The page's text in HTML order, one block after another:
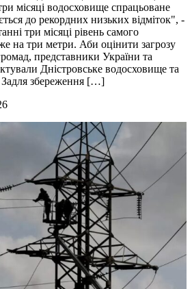
місяці водосховище спрацьоване
до рекордних низьких відміток", -
три місяці рівень самого
на три метри. Аби оцінити загрозу
представники України та
Дністровське водосховище та
Задля збереження […]